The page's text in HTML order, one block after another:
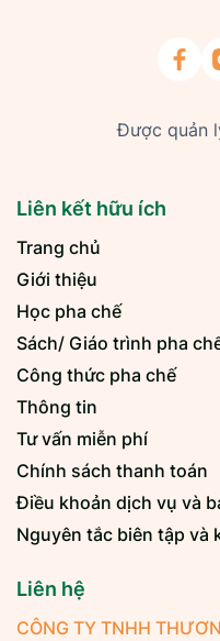
Được quản
Liên kết hữu ích
Trang chủ
Giới thiệu
Học pha chế
Sách/ Giáo trình pha
Công thức pha chế
Thông tin
Tư vấn miễn phí
Chính sách thanh toán
Điều khoản dịch vụ và
Nguyên tắc biên tập và
Liên hệ
CÔNG TY TNHH